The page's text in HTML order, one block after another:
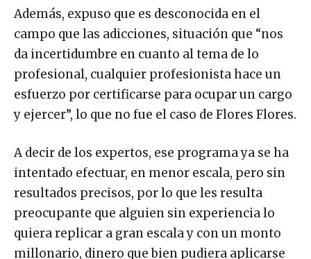
Además, expuso que es desconocida en el
campo que las adicciones, situación que “nos
da incertidumbre en cuanto al tema de lo
profesional, cualquier profesionista hace un
esfuerzo por certificarse para ocupar un cargo
y ejercer”, lo que no fue el caso de Flores Flores.
A decir de los expertos, ese programa ya se ha
intentado efectuar, en menor escala, pero sin
resultados precisos, por lo que les resulta
preocupante que alguien sin experiencia lo
quiera replicar a gran escala y con un monto
millonario, dinero que bien pudiera aplicarse